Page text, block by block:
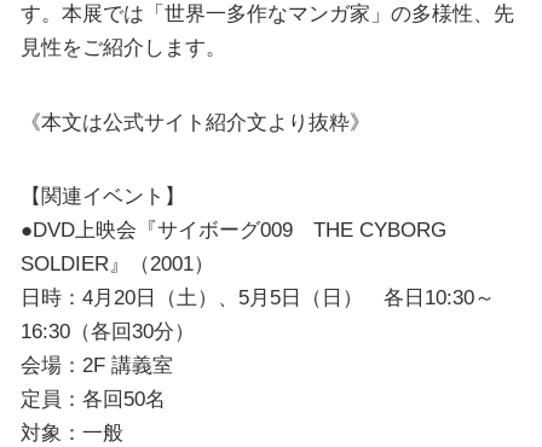
す。本展では「世界一多作なマンガ家」の多様性、先
見性をご紹介します。
《本文は公式サイト紹介文より抜粋》
【関連イベント】
●DVD上映会『サイボーグ009 THE CYBORG
SOLDIER』（2001）
日時：4月20日（土）、5月5日（日） 各日10:30～
16:30（各回30分）
会場：2F 講義室
定員：各回50名
対象：一般